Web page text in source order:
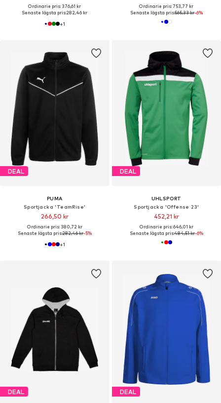
Ordinarie pris: 376,61 kr
Senaste lägsta pris:282,46 kr
+1
Ordinarie pris: 753,77 kr
Senaste lägsta pris:565,33 kr-6%
DEAL
PUMA
Sportjacka 'TeamRise'
266,50 kr
Ordinarie pris: 380,72 kr
Senaste lägsta pris:282,46 kr-5%
+1
DEAL
UHLSPORT
Sportjacka 'Offense 23'
452,21 kr
Ordinarie pris: 646,01 kr
Senaste lägsta pris:484,51 kr-6%
DEAL DEAL